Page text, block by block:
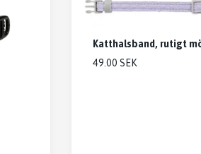
Katthalsband, rutigt
49.00 SEK